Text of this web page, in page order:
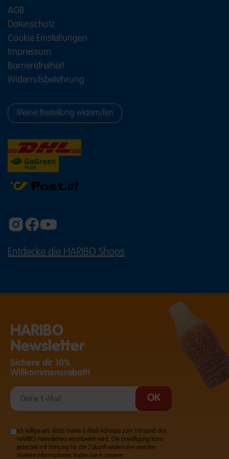
AGB
Datenschutz
Cookie Einstellungen
Impressum
Barrierefreiheit
Widerrufsbelehrung
Meine Bestellung widerrufen
Entdecke die HARIBO Shops
HARIBO
Newsletter
Sichere dir 10%
Willkommensrabatt!
Ich willige ein, dass meine E-Mail-Adresse zum Versand des
HARIBO-Newsletters verarbeitet wird. Die Einwilligung kann
jederzeit mit Wirkung für die Zukunft widerrufen werden.
Weitere Informationen finden Sie in unserer